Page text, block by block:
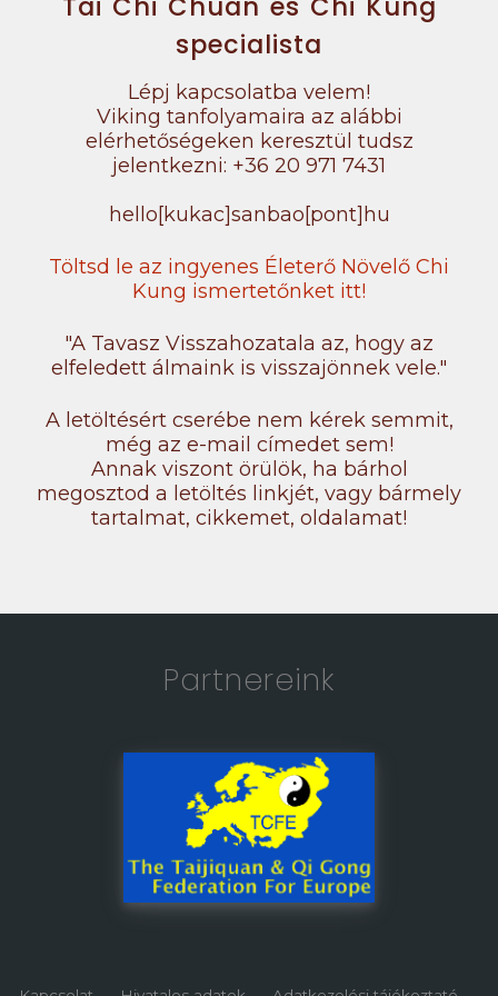
specialista
Lépj kapcsolatba velem!
Viking tanfolyamaira az alábbi
elérhetőségeken keresztül tudsz
jelentkezni: +36 20 971 7431
hello[kukac]sanbao[pont]hu
Töltsd le az ingyenes Életerő Növelő Chi
Kung ismertetőnket itt!
"A Tavasz Visszahozatala az, hogy az
elfeledett álmaink is visszajönnek vele."
A letöltésért cserébe nem kérek semmit,
még az e-mail címedet sem!
Annak viszont örülök, ha bárhol
megosztod a letöltés linkjét, vagy bármely
tartalmat, cikkemet, oldalamat!
Partnereink